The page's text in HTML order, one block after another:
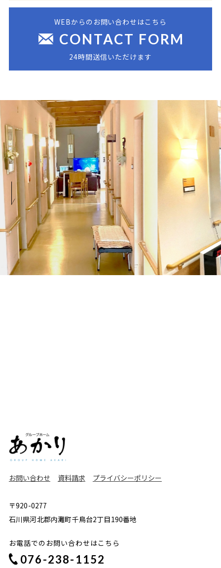
WEBからのお問い合わせはこちら
CONTACT FORM
24時間送信いただけます
お問い合わせ 資料請求 プライバシーポリシー
〒920-0277
石川県河北郡内灘町千鳥台2丁目190番地
お電話でのお問い合わせはこちら
076-238-1152